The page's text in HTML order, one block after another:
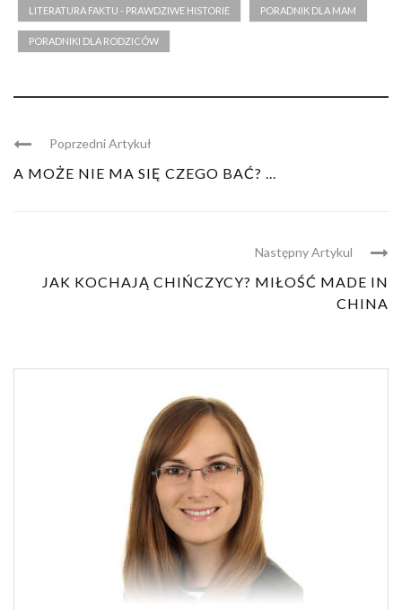
LITERATURA FAKTU - PRAWDZIWE HISTORIE PORADNIK DLA MAM
PORADNIKI DLA RODZICÓW
Poprzedni Artykuł
A MOŻE NIE MA SIĘ CZEGO BAĆ? ...
Następny Artykul
JAK KOCHAJĄ CHIŃCZYCY? MIŁOŚĆ MADE IN
CHINA